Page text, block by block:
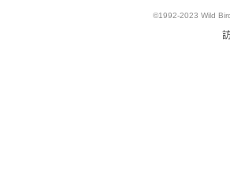
©1992-2023 Wild